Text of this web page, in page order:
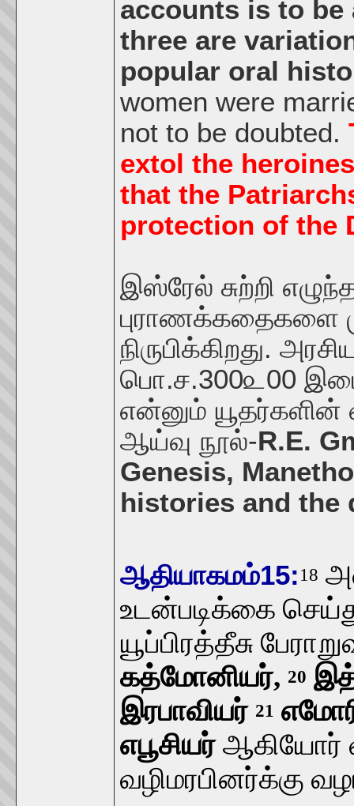
accounts is to
three are
popular oral
women were
not to be doubted.
extol the
that the
protection of the
இஸ்ரேல் சுற்றி
புராணக்கதைகளை
நிருபிக்கிறது.
பொ.ச.300௨00
என்னும் யூதர்களின்
ஆய்வு நூல்-R.E.
Genesis,
histories and the
ஆதியாகமம்15:18
உடன்படிக்கை
யூப்பிரத்தீசு
கத்மோனியர், 20
இரபாவியர் 21
எபூசியர்ஆகியோர்
வழிமரபினர்க்கு